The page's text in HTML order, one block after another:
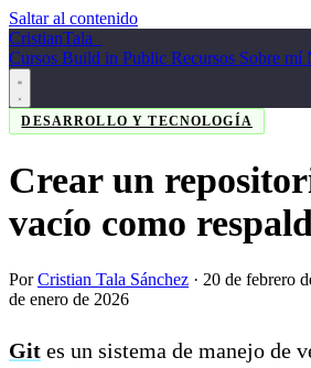
Saltar al contenido
CristianTala
Cursos Build in Public Recursos Sobre mí
DESARROLLO Y TECNOLOGÍA
Crear un
vacío como
PorCristian Tala Sánchez · 20 de febrero
de enero de 2026
Git es un sistema de manejo de